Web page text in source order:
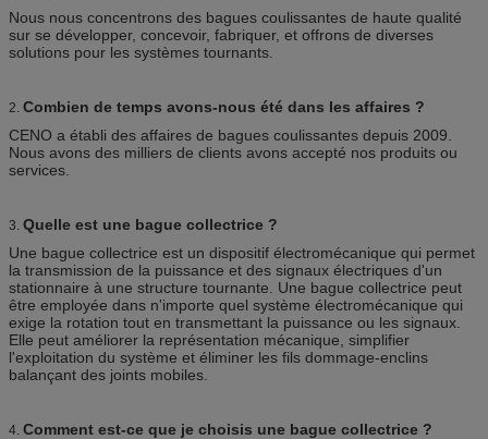
Nous nous concentrons des bagues coulissantes de haute qualité
sur se développer, concevoir, fabriquer, et offrons de diverses
solutions pour les systèmes tournants.
2. Combien de temps avons-nous été dans les affaires ?
CENO a établi des affaires de bagues coulissantes depuis 2009.
Nous avons des milliers de clients avons accepté nos produits ou
services.
3. Quelle est une bague collectrice ?
Une bague collectrice est un dispositif électromécanique qui permet
la transmission de la puissance et des signaux électriques d'un
stationnaire à une structure tournante. Une bague collectrice peut
être employée dans n'importe quel système électromécanique qui
exige la rotation tout en transmettant la puissance ou les signaux.
Elle peut améliorer la représentation mécanique, simplifier
l'exploitation du système et éliminer les fils dommage-enclins
balançant des joints mobiles.
4. Comment est-ce que je choisis une bague collectrice ?